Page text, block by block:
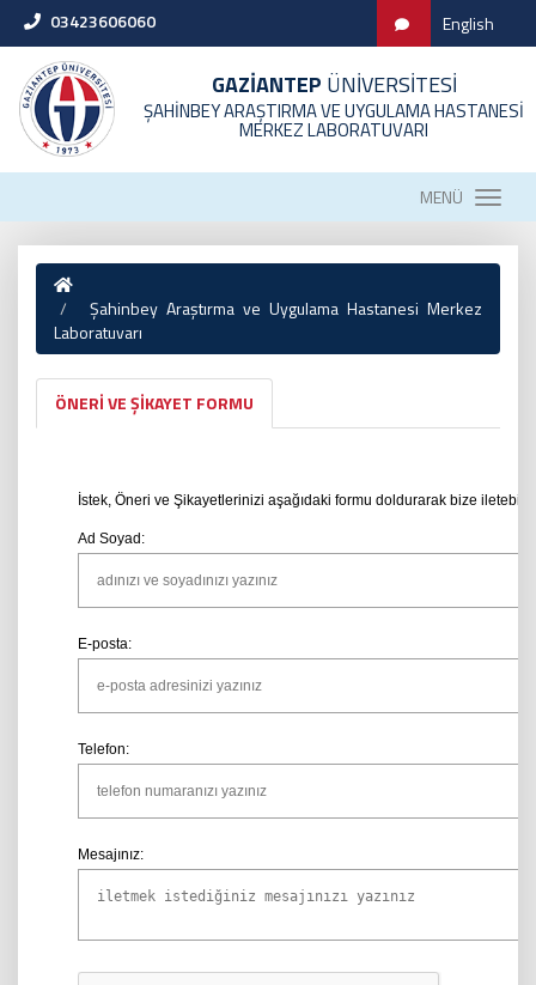
03423606060 English
GAZİANTEP ÜNİVERSİTESİ
ŞAHİNBEY ARAŞTIRMA VE UYGULAMA HASTANESİ
MERKEZ LABORATUVARI
MENÜ
Şahinbey Araştırma ve Uygulama Hastanesi Merkez
Laboratuvarı
ÖNERİ VE ŞİKAYET FORMU